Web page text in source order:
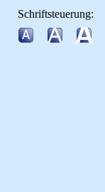
Schriftsteuerung: